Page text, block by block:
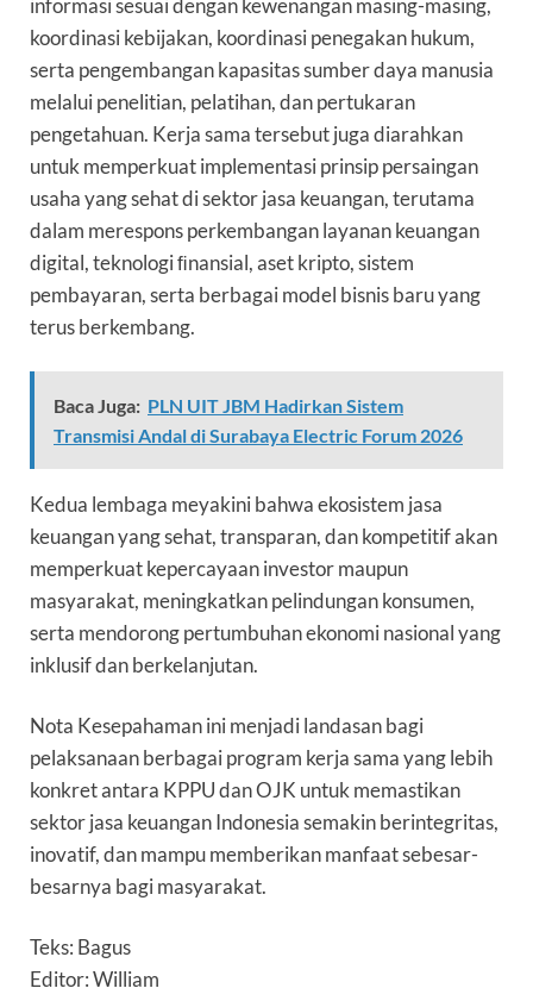
informasi sesuai dengan kewenangan masing-masing,
koordinasi kebijakan, koordinasi penegakan hukum,
serta pengembangan kapasitas sumber daya manusia
melalui penelitian, pelatihan, dan pertukaran
pengetahuan. Kerja sama tersebut juga diarahkan
untuk memperkuat implementasi prinsip persaingan
usaha yang sehat di sektor jasa keuangan, terutama
dalam merespons perkembangan layanan keuangan
digital, teknologi ﬁnansial, aset kripto, sistem
pembayaran, serta berbagai model bisnis baru yang
terus berkembang.
Baca Juga: PLN UIT JBM Hadirkan Sistem
Transmisi Andal di Surabaya Electric Forum 2026
Kedua lembaga meyakini bahwa ekosistem jasa
keuangan yang sehat, transparan, dan kompetitif akan
memperkuat kepercayaan investor maupun
masyarakat, meningkatkan pelindungan konsumen,
serta mendorong pertumbuhan ekonomi nasional yang
inklusif dan berkelanjutan.
Nota Kesepahaman ini menjadi landasan bagi
pelaksanaan berbagai program kerja sama yang lebih
konkret antara KPPU dan OJK untuk memastikan
sektor jasa keuangan Indonesia semakin berintegritas,
inovatif, dan mampu memberikan manfaat sebesar-
besarnya bagi masyarakat.
Teks: Bagus
Editor: William